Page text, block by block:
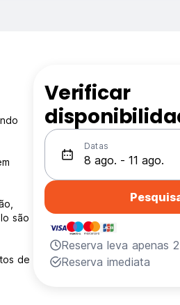
são
de
Verificar
Datas
Reserva leva apenas
Reserva imediata